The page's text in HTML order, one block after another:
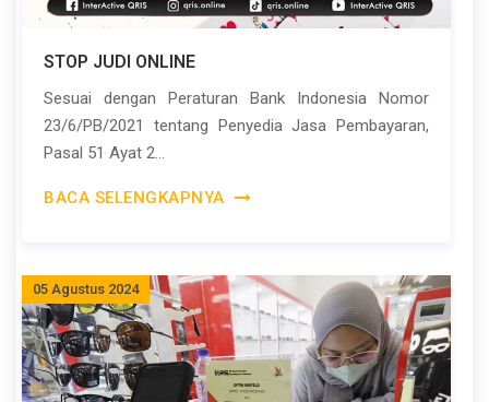
STOP JUDI ONLINE
Sesuai dengan Peraturan Bank Indonesia Nomor
23/6/PB/2021 tentang Penyedia Jasa Pembayaran,
Pasal 51 Ayat 2...
BACA SELENGKAPNYA
05 Agustus 2024